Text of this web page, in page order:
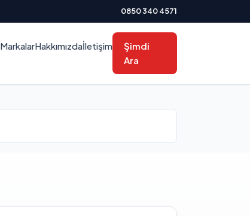
0850 340 4571
MarkalarHakkımızdaİletişim
Şimdi
Ara